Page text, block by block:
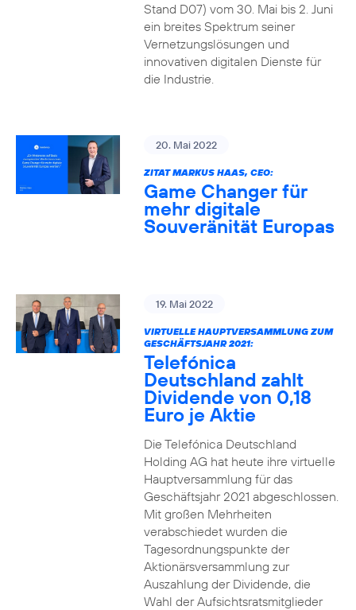
Stand D07) vom 30. Mai bis 2. Juni
ein breites Spektrum seiner
Vernetzungslösungen und
innovativen digitalen Dienste für
die Industrie.
20. Mai 2022
ZITAT MARKUS HAAS, CEO:
Game Changer für
mehr digitale
Souveränität Europas
19. Mai 2022
VIRTUELLE HAUPTVERSAMMLUNG ZUM
GESCHÄFTSJAHR 2021:
Telefónica
Deutschland zahlt
Dividende von 0,18
Euro je Aktie
Die Telefónica Deutschland
Holding AG hat heute ihre virtuelle
Hauptversammlung für das
Geschäftsjahr 2021 abgeschlossen.
Mit großen Mehrheiten
verabschiedet wurden die
Tagesordnungspunkte der
Aktionärsversammlung zur
Auszahlung der Dividende, die
Wahl der Aufsichtsratsmitglieder